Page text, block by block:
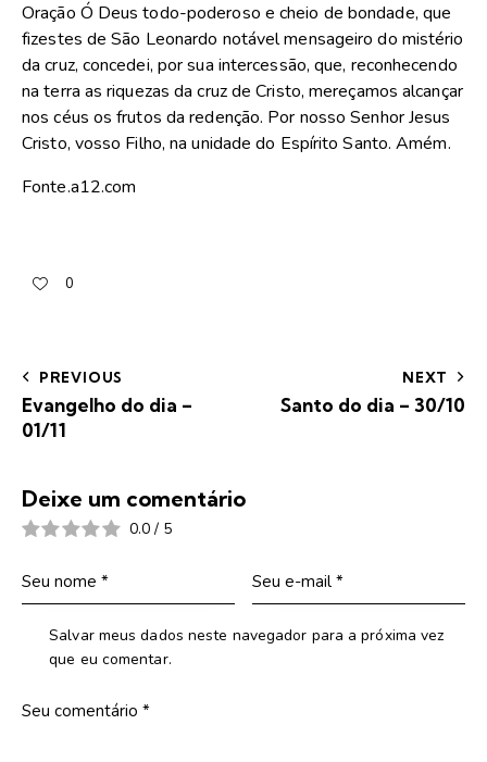
Oração Ó Deus todo-poderoso e cheio de bondade, que
fizestes de São Leonardo notável mensageiro do mistério
da cruz, concedei, por sua intercessão, que, reconhecendo
na terra as riquezas da cruz de Cristo, mereçamos alcançar
nos céus os frutos da redenção. Por nosso Senhor Jesus
Cristo, vosso Filho, na unidade do Espírito Santo. Amém.
Fonte.a12.com
0
PREVIOUS
Evangelho do dia –
01/11
NEXT
Santo do dia – 30/10
Deixe um comentário
0.0 / 5
Salvar meus dados neste navegador para a próxima vez
que eu comentar.